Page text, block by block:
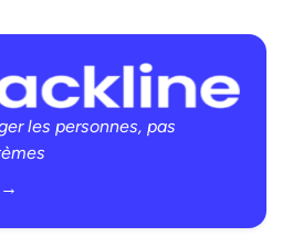
les personnes, pas
→